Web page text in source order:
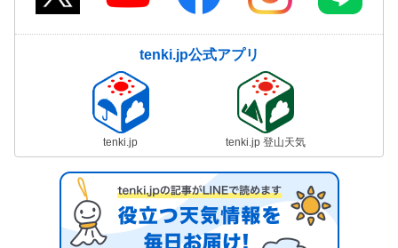
tenki.jp公式アプリ
tenki.jp tenki.jp 登山天気